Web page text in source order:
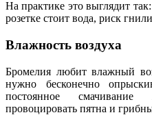
На практике это выглядит
розетке стоит вода, риск
Влажность воздуха
Бромелия любит влажный
нужно бесконечно
постоянное
провоцировать пятна и